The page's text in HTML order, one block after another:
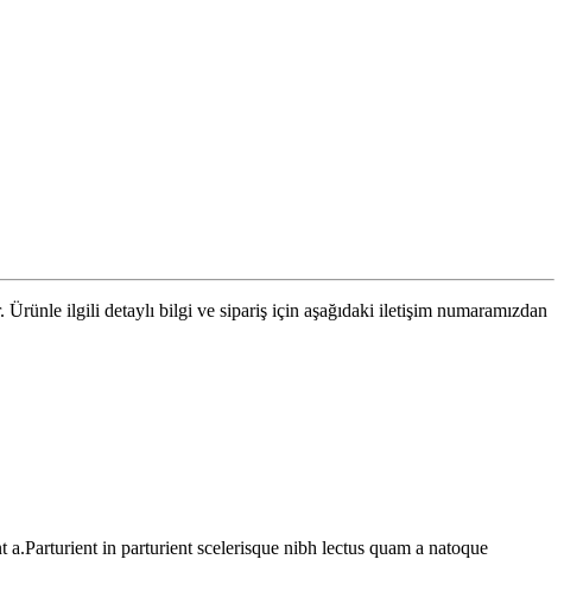
ilgili detaylı bilgi ve sipariş için aşağıdaki iletişim numaramızdan
in parturient scelerisque nibh lectus quam a natoque